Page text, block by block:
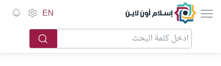
إسلام أون لاين EN